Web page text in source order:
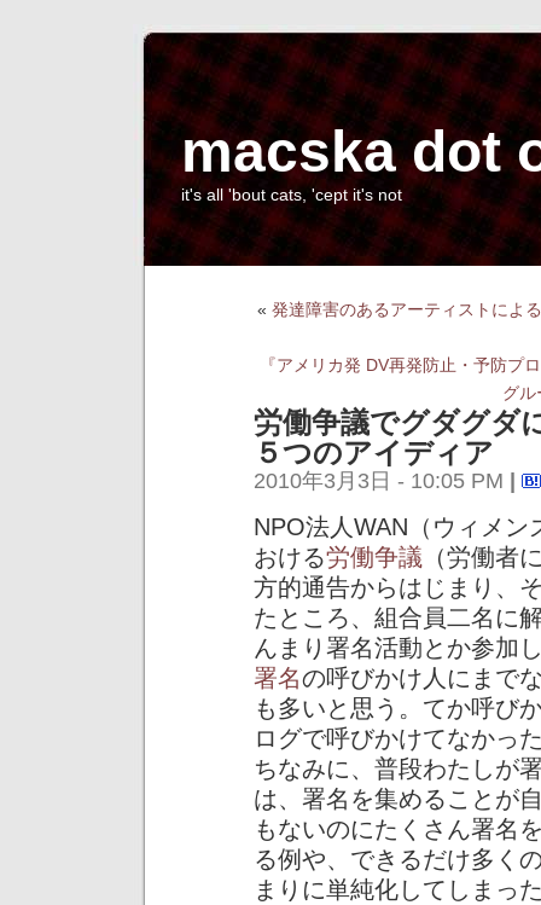
macska dot
it's all 'bout cats, 'cept it's not
« 発達障害のあるアーティストによ
『アメリカ発 DV再発防止・予防プ
グル
労働争議でグダグダ
５つのアイディア
2010年3月3日 - 10:05 PM
NPO法人WAN（ウィメ
おける労働争議 （労働者
方的通告からはじまり、
たところ、組合員二名に
んまり署名活動とか参加
署名の呼びかけ人にまで
も多いと思う。てか呼び
ログで呼びかけてなかっ
ちなみに、普段わたしが
は、署名を集めることが
もないのにたくさん署名
る例や、できるだけ多く
まりに単純化してしまっ